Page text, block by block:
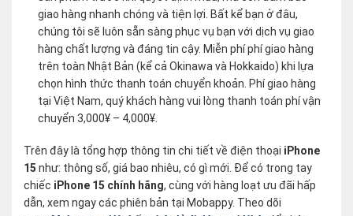
giao hàng nhanh chóng và tiện lợi. Bất kể bạn ở đâu,
chúng tôi sẽ luôn sẵn sàng phục vụ bạn với dịch vụ giao
hàng chất lượng và đáng tin cậy. Miễn phí phí giao hàng
trên toàn Nhật Bản (kể cả Okinawa và Hokkaido) khi lựa
chọn hình thức thanh toán chuyển khoản. Phí giao hàng
tại Việt Nam, quý khách hàng vui lòng thanh toán phí vận
chuyển 3,000¥ – 4,000¥.
Trên đây là tổng hợp thông tin chi tiết về điện thoại iPhone
15 như: thông số, giá bao nhiêu, có gì mới. Để có trong tay
chiếc iPhone 15 chính hãng, cùng với hàng loạt ưu đãi hấp
dẫn, xem ngay các phiên bản tại Mobappy. Theo dõi